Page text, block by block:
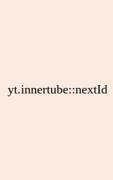
yt.innertube::nextId